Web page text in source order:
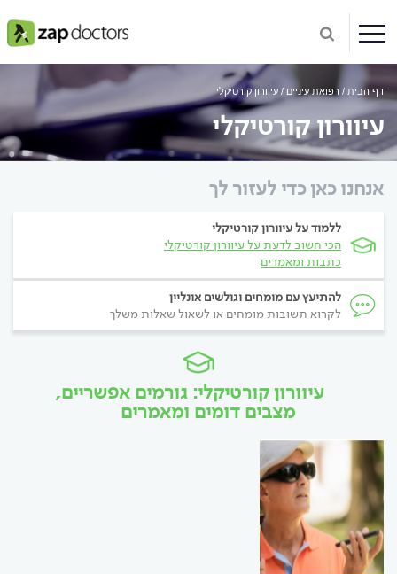
דף הבית רפואת עיניים עיוורון קורטיקלי
עיוורון קורטיקלי
אנחנו כאן כדי לעזור לך
ללמוד על עיוורון קורטיקלי
הכי חשוב לדעת על עיוורון קורטיקלי
כתבות ומאמרים
להתיעץ עם מומחים וגולשים אונליין
לקרוא תשובות מומחים או לשאול שאלות משלך
עיוורון קורטיקלי: גורמים אפשריים,
מצבים דומים ומאמרים